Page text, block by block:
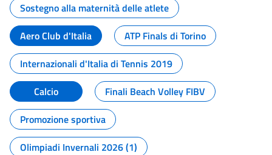
Sostegno alla maternità delle atlete
Aero Club d'Italia
ATP Finals di Torino
Internazionali d'Italia di Tennis 2019
Calcio
Finali Beach Volley FIBV
Promozione sportiva
Olimpiadi Invernali 2026 (1)